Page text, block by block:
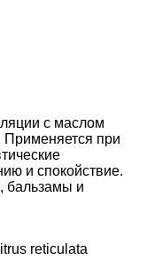
с маслом
Применяется при
и спокойствие.
бальзамы и
reticulata